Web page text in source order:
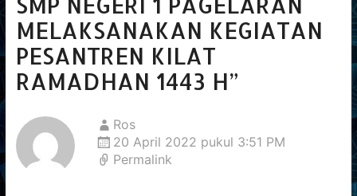
MELAKSANAKAN KEGIATAN
PESANTREN KILAT
RAMADHAN 1443 H”
Ros
20 April 2022 pukul 3:51 PM
Permalink